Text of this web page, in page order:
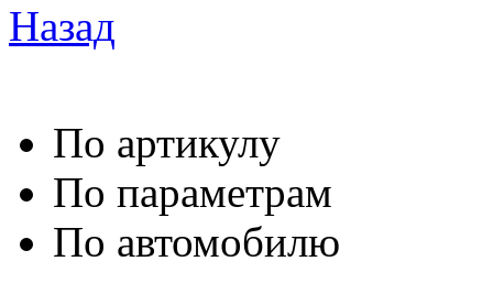
Назад
По артикулу
По параметрам
По автомобилю